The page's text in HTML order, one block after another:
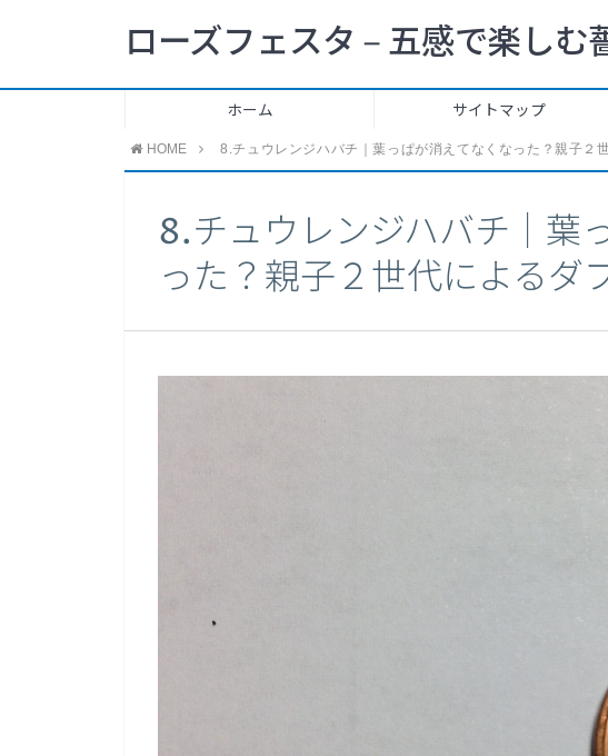
ローズフェスタ – 五感で楽しむ
ホーム サイトマップ
HOME 8.チュウレンジハバチ｜葉っぱが消えてなくなった？親子２
8.チュウレンジハバチ｜葉
った？親子２世代によるダ